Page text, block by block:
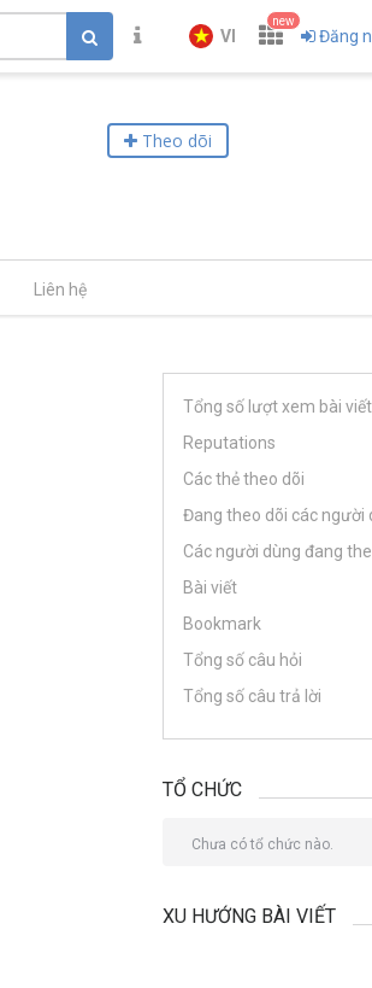
VI
new
Đăng
Theo dõi
Liên hệ
Tổng số lượt xem bài viết
Reputations
Các thẻ theo dõi
Đang theo dõi các người
Các người dùng đang
Bài viết
Bookmark
Tổng số câu hỏi
Tổng số câu trả lời
TỔ CHỨC
Chưa có tổ chức nào.
XU HƯỚNG BÀI VIẾT